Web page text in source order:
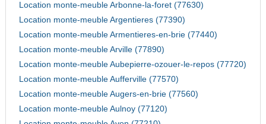
Location monte-meuble Arbonne-la-foret (77630)
Location monte-meuble Argentieres (77390)
Location monte-meuble Armentieres-en-brie (77440)
Location monte-meuble Arville (77890)
Location monte-meuble Aubepierre-ozouer-le-repos (77720)
Location monte-meuble Aufferville (77570)
Location monte-meuble Augers-en-brie (77560)
Location monte-meuble Aulnoy (77120)